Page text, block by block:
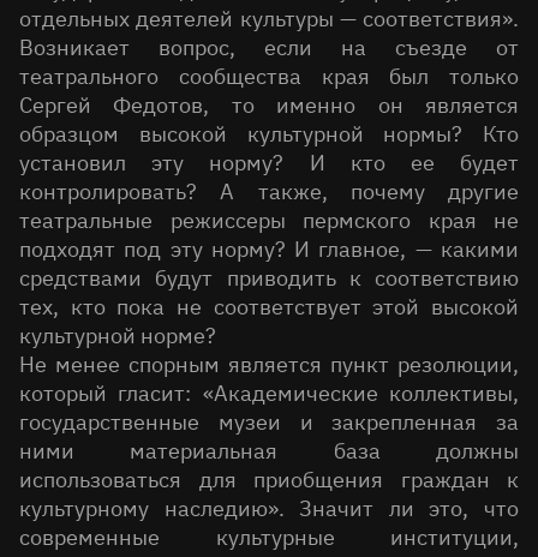
отдельных деятелей культуры — соответствия».
Возникает вопрос, если на съезде от
театрального сообщества края был только
Сергей Федотов, то именно он является
образцом высокой культурной нормы? Кто
установил эту норму? И кто ее будет
контролировать? А также, почему другие
театральные режиссеры пермского края не
подходят под эту норму? И главное, — какими
средствами будут приводить к соответствию
тех, кто пока не соответствует этой высокой
культурной норме?
Не менее спорным является пункт резолюции,
который гласит: «Академические коллективы,
государственные музеи и закрепленная за
ними материальная база должны
использоваться для приобщения граждан к
культурному наследию». Значит ли это, что
современные культурные институции,